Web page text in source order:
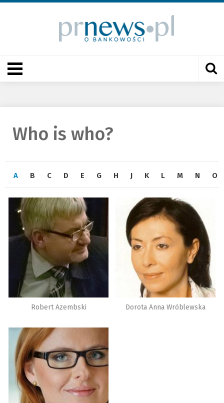
Who is who?
A B C D E G H J K L M N O
Robert Azembski Dorota Anna Wróblewska